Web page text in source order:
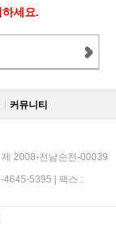
세요.
커뮤니티
2008-전남순천-00039
4645-5395 | 팩스 :